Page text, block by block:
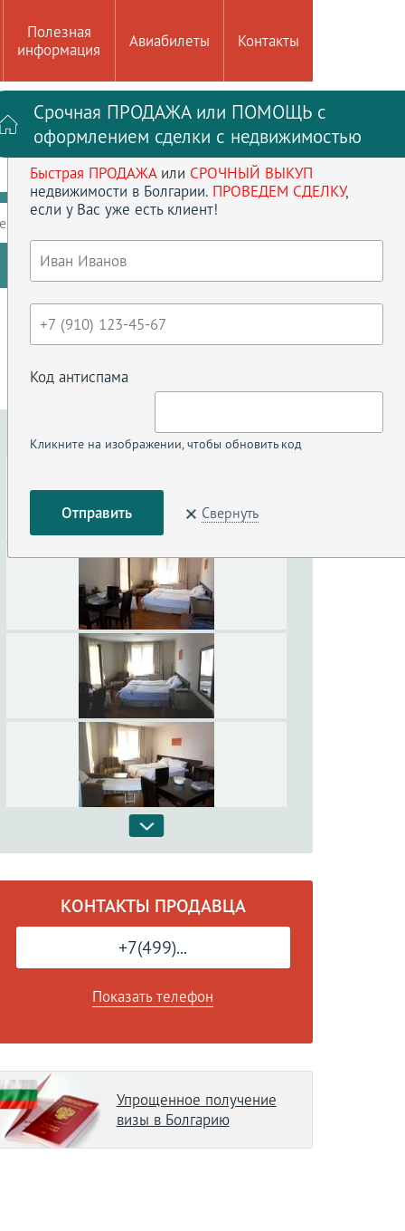
Полезная
информация
Авиабилеты Контакты
Войти на сайт Регистрация
до кв.м
Кол-во спален
КОНТАКТЫ ПРОДАВЦА
+7(499)...
Показать телефон
Упрощенное получение
визы в Болгарию
Срочная ПРОДАЖА или ПОМОЩЬ с
оформлением сделки с недвижимостью
Быстрая ПРОДАЖАили СРОЧНЫЙ ВЫКУП
недвижимости в Болгарии. ПРОВЕДЕМ СДЕЛКУ,
если у Вас уже есть клиент!
Код антиспама
Кликните на изображении, чтобы обновить код
Свернуть